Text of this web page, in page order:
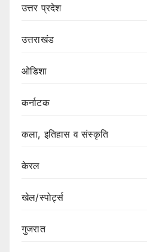
उत्तर प्रदेश
उत्तराखंड
ओडिशा
कर्नाटक
कला, इतिहास व संस्कृति
केरल
खेल/स्पोर्ट्स
गुजरात